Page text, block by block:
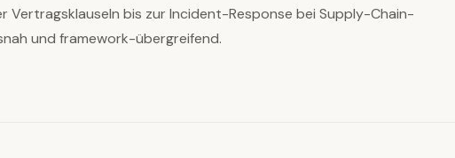
Vertragsklauseln bis zur Incident-Response bei Supply-Chain-
und framework-übergreifend.